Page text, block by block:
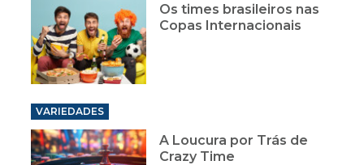
Os times brasileiros nas
Copas Internacionais
VARIEDADES
A Loucura por Trás de
Crazy Time